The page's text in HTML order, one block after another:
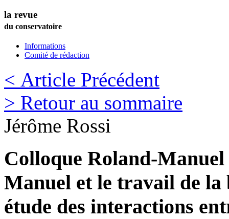
la revue
du conservatoire
Informations
Comité de rédaction
< Article Précédent
> Retour au sommaire
Jérôme Rossi
Colloque Roland-
Manuel et le travail de la
étude des interactions